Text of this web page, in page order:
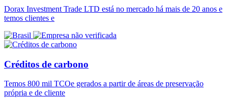
Dorax Investment Trade LTD está no mercado há mais de 20 anos e
temos clientes e
Créditos de carbono
Temos 800 mil TCOe gerados a partir de áreas de preservação
própria e de cliente